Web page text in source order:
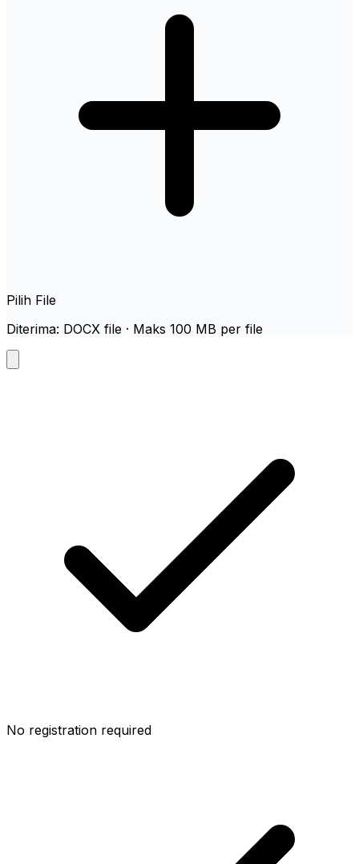
Pilih File
Diterima: DOCX file · Maks 100 MB per file
No registration required